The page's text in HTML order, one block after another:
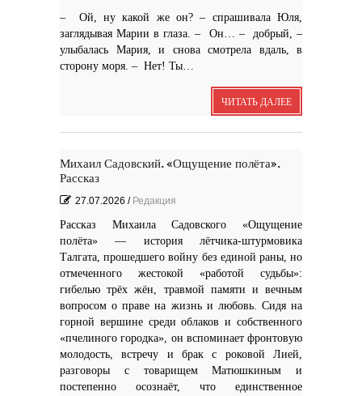
– Ой, ну какой же он? – спрашивала Юля,
заглядывая Марии в глаза. – Он… – добрый, –
улыбалась Мария, и снова смотрела вдаль, в
сторону моря. – Нет! Ты…
ЧИТАТЬ ДАЛЕЕ
Михаил Садовский. «Ощущение полёта».
Рассказ
27.07.2026 / Редакция
Рассказ Михаила Садовского «Ощущение
полёта» — история лётчика-штурмовика
Талгата, прошедшего войну без единой раны, но
отмеченного жестокой «работой судьбы»:
гибелью трёх жён, травмой памяти и вечным
вопросом о праве на жизнь и любовь. Сидя на
горной вершине среди облаков и собственного
«пчелиного городка», он вспоминает фронтовую
молодость, встречу и брак с роковой Лией,
разговоры с товарищем Матюшкиным и
постепенно осознаёт, что единственное